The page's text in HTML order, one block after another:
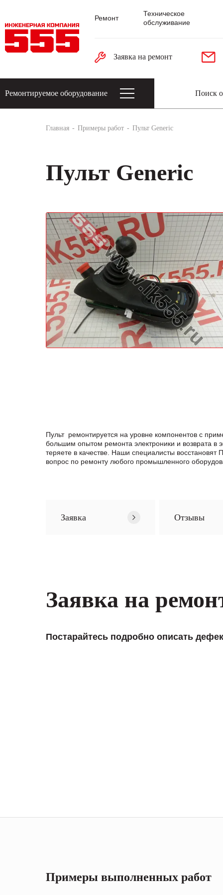
Ремонт
Техническое
обслуживание
Заявка на ремонт
Ремонтируемое оборудование
Главная Примеры работ Пульт Generic
Пульт Generic
Пульт ремонтируется на уровне компонентов с
большим опытом ремонта электроники и возврата
теряете в качестве. Наши специалисты
вопрос по ремонту любого промышленного
Заявка Отзывы
Заявка на
Постарайтесь подробно описать
Примеры выполненных работ